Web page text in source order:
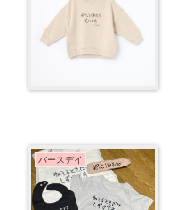
バースデイ